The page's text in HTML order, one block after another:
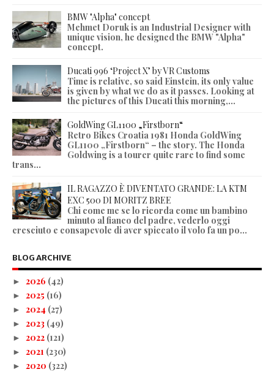
BMW "Alpha" concept
Mehmet Doruk is an Industrial Designer with
unique vision, he designed the BMW "Alpha"
concept.
Ducati 996 ‘Project X’ by VR Customs
Time is relative, so said Einstein, its only value
is given by what we do as it passes. Looking at
the pictures of this Ducati this morning,...
GoldWing GL1100 „Firstborn“
Retro Bikes Croatia 1981 Honda GoldWing
GL1100 „Firstborn“ – the story. The Honda
Goldwing is a tourer quite rare to find some
trans...
IL RAGAZZO È DIVENTATO GRANDE: LA KTM
EXC 500 DI MORITZ BREE
Chi come me se lo ricorda come un bambino
minuto al fianco del padre, vederlo oggi
cresciuto e consapevole di aver spiccato il volo fa un po...
BLOG ARCHIVE
► 2026 (42)
► 2025 (16)
► 2024 (27)
► 2023 (49)
► 2022 (121)
► 2021 (230)
► 2020 (322)